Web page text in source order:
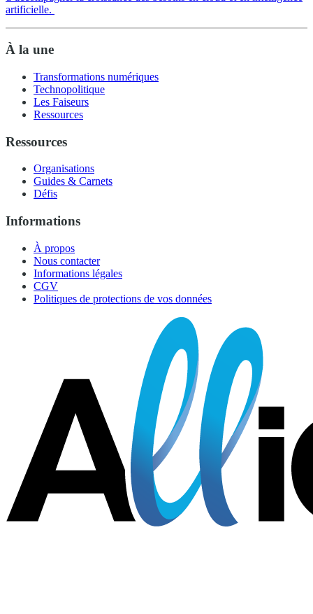
artificielle.
À la une
Transformations numériques
Technopolitique
Les Faiseurs
Ressources
Ressources
Organisations
Guides & Carnets
Défis
Informations
À propos
Nous contacter
Informations légales
CGV
Politiques de protections de vos données